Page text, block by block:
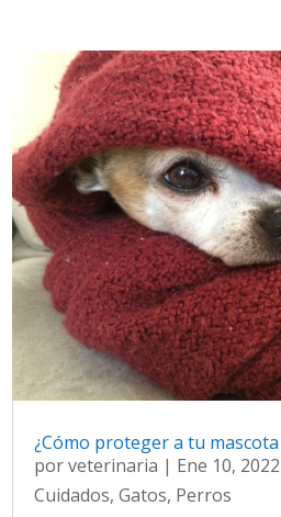
¿Cómo proteger a tu
porveterinaria | Ene 10, 2022
Cuidados,Gatos, Perros